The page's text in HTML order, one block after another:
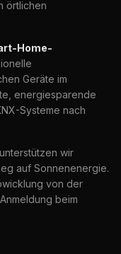
örtlichen
Home-
Geräte im
energiesparende
Systeme nach
unterstützen wir
auf Sonnenenergie.
von der
beim